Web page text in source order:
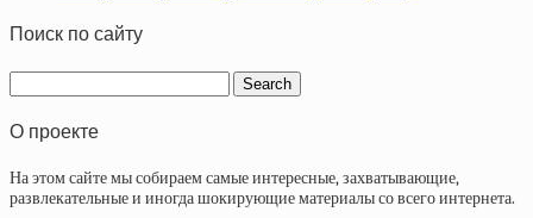
Поиск по сайту
О проекте
На этом сайте мы собираем самые интересные, захватывающие,
развлекательные и иногда шокирующие материалы со всего интернета.